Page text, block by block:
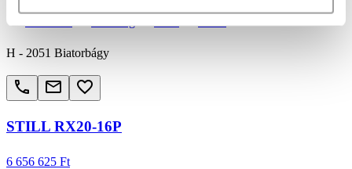
arrow_upward weight calendar_month history_2
H - 2051 Biatorbágy
call email favorite_border
STILL RX20-16P
6 656 625 Ft